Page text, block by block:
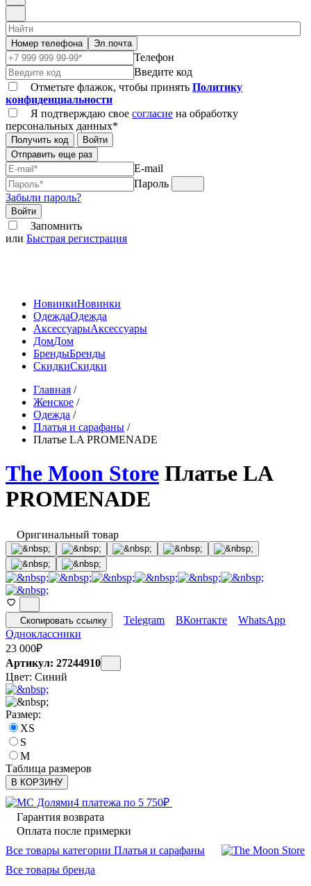
Номер телефона Эл.почта
Телефон
Введите код
Отметьте флажок, чтобы принять Политику
конфиденциальности
Я подтверждаю свое согласие на обработку
персональных данных*
Получить код
Войти
Отправить еще раз
E-mail
Пароль
Забыли пароль?
Войти
Запомнить
или Быстрая регистрация
НовинкиНовинки
ОдеждаОдежда
АксессуарыАксессуары
ДомДом
БрендыБренды
СкидкиСкидки
Главная /
Женское /
Одежда /
Платья и сарафаны /
Платье LA PROMENADE
The Moon Store Платье LA
PROMENADE
Оригинальный товар
Скопировать ссылку Telegram ВКонтакте
WhatsApp
Одноклассники
23 000₽
Артикул: 27244910
Цвет: Синий
Размер:
XS
S
M
Таблица размеров
В КОРЗИНУ
4 платежа по 5 750₽
Гарантия возврата
Оплата после примерки
Все товары категории Платья и сарафаны
Все товары бренда